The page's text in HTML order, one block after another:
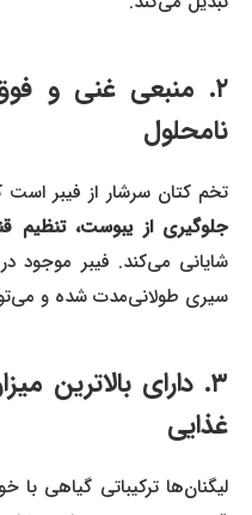
۲. منبعی غنی و
نامحلول
تخم کتان سرشار از فیبر است که
جلوگیری از یبوست، تنظیم
شایانی می‌کند. فیبر موجود
سیری طولانی‌مدت شده و
۳. دارای بالاترین
غذایی
لیگنان‌ها ترکیباتی گیاهی با